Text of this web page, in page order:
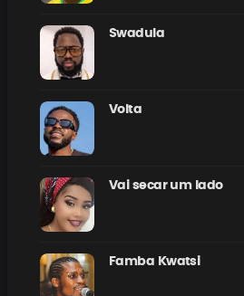
Swadula
Volta
Vai secar um lado
Famba Kwatsi